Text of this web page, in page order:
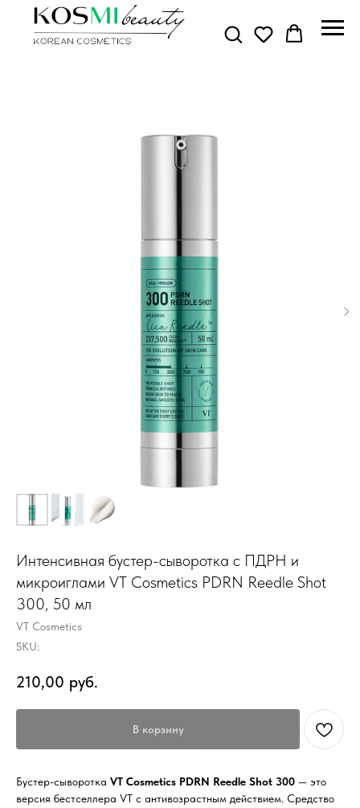
Интенсивная бустер-сыворотка с ПДРН и
микроиглами VT Cosmetics PDRN Reedle Shot
300, 50 мл
VT Cosmetics
SKU:
210,00 руб.
В корзину
Бустер-сыворотка VT Cosmetics PDRN Reedle Shot 300 — это
версия бестселлера VT с антивозрастным действием. Средство